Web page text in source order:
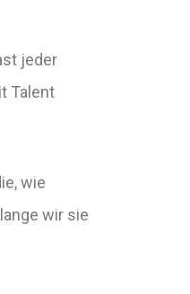
jeder
Talent
wie
wir sie